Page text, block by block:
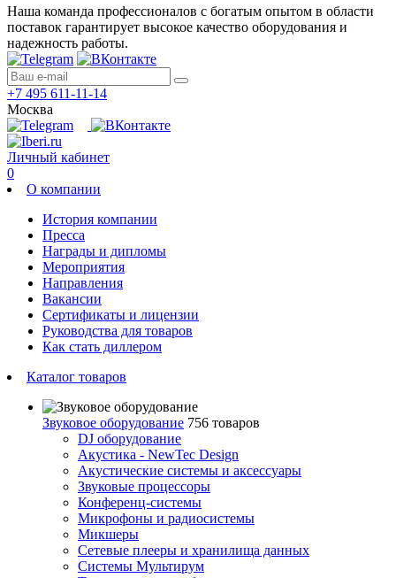
Наша команда профессионалов с богатым опытом в области
поставок гарантирует высокое качество оборудования и
надежность работы.
+7 495 611-11-14
Москва
Личный кабинет
0
О компании
История компании
Пресса
Награды и дипломы
Мероприятия
Направления
Вакансии
Сертификаты и лицензии
Руководства для товаров
Как стать диллером
Каталог товаров
Звуковое оборудование 756 товаров
DJ оборудование
Акустика - NewTec Design
Акустические системы и аксессуары
Звуковые процессоры
Конференц-системы
Микрофоны и радиосистемы
Микшеры
Сетевые плееры и хранилища данных
Системы Мультирум